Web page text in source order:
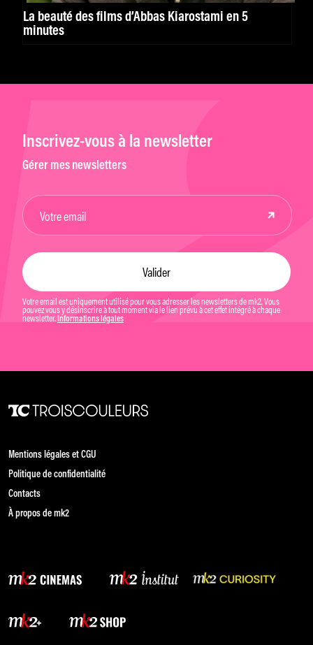
La beauté des films d’Abbas Kiarostami en 5
minutes
Inscrivez-vous à la newsletter
Gérer mes newsletters
Votre email est uniquement utilisé pour vous adresser les newsletters de mk2. Vous
pouvez vous y désinscrire à tout moment via le lien prévu à cet effet intégré à chaque
newsletter. Informations légales
Mentions légales et CGU
Politique de confidentialité
Contacts
À propos de mk2